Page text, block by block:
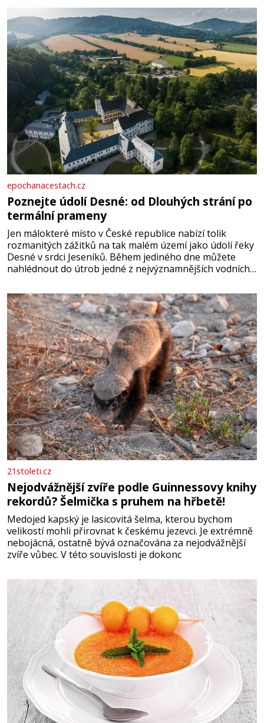
epochanacestach.cz
Poznejte údolí Desné: od Dlouhých strání po
termální prameny
Jen málokteré místo v České republice nabízí tolik
rozmanitých zážitků na tak malém území jako údolí řeky
Desné v srdci Jeseníků. Během jediného dne můžete
nahlédnout do útrob jedné z nejvýznamnějších vodních
se na koloběžce a den zakončit poznáváním památek ve
Velkých Losinách nebo v termálním
21stoleti.cz
Nejodvážnější zvíře podle Guinnessovy knihy
rekordů? Šelmička s pruhem na hřbetě!
Medojed kapský je lasicovitá šelma, kterou bychom
velikostí mohli přirovnat k českému jezevci. Je extrémně
nebojácná, ostatně bývá označována za nejodvážnější
zvíře vůbec. V této souvislosti je dokonc